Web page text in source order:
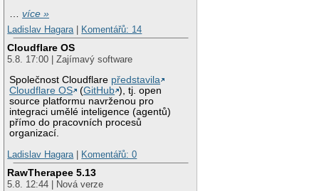
…více »
Ladislav Hagara | Komentářů: 14
Cloudflare OS
5.8. 17:00 | Zajímavý software
Společnost Cloudflare představila
Cloudflare OS
(GitHub ), tj. open
source platformu navrženou pro
integraci umělé inteligence (agentů)
přímo do pracovních procesů
organizací.
Ladislav Hagara | Komentářů: 0
RawTherapee 5.13
5.8. 12:44 | Nová verze